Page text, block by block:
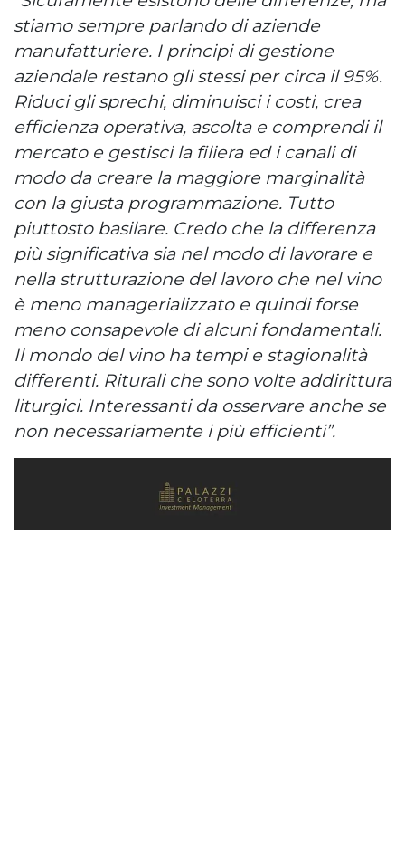
stiamo sempre parlando di aziende
manufatturiere. I principi di gestione
aziendale restano gli stessi per circa il 95%.
Riduci gli sprechi, diminuisci i costi, crea
efficienza operativa, ascolta e comprendi il
mercato e gestisci la filiera ed i canali di
modo da creare la maggiore marginalità
con la giusta programmazione. Tutto
piuttosto basilare. Credo che la differenza
più significativa sia nel modo di lavorare e
nella strutturazione del lavoro che nel vino
è meno managerializzato e quindi forse
meno consapevole di alcuni fondamentali.
Il mondo del vino ha tempi e stagionalità
differenti. Riturali che sono volte addirittura
liturgici. Interessanti da osservare anche se
non necessariamente i più efficienti”.